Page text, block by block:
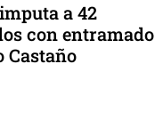
a 42
con entramado
Castaño